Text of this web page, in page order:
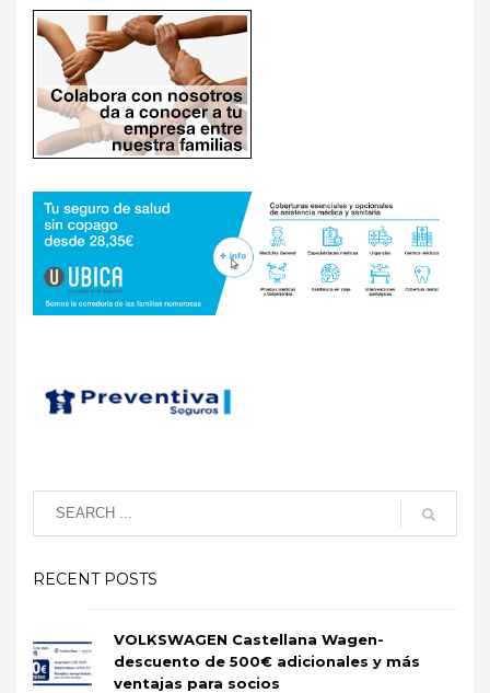
RECENT POSTS
VOLKSWAGEN Castellana Wagen-
descuento de 500€ adicionales y más
ventajas para socios